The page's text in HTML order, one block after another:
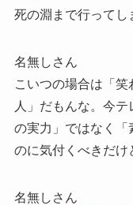
死の淵まで行ってし
名無しさん
こいつの場合は「
人」だもんな。今
の実力」ではなく「
のに気付くべきだ
名無しさん